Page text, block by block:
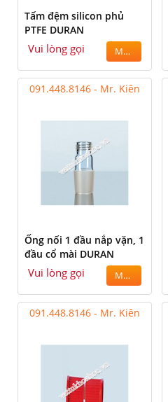
Tấm đệm silicon phủ
PTFE DURAN
Vui lòng gọi MUA
091.448.8146 - Mr. Kiên
Ống nối 1 đầu nắp vặn, 1
đầu cổ mài DURAN
Vui lòng gọi MUA
091.448.8146 - Mr. Kiên